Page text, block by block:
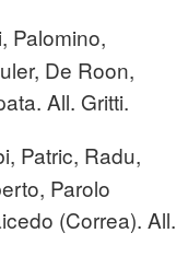
Palomino,
De Roon,
All. Gritti.
Patric, Radu,
Parolo
(Correa). All.